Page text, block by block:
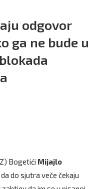
odgovor
ga ne bude u
Bogetići Mijajlo
do sjutra veče čekaju